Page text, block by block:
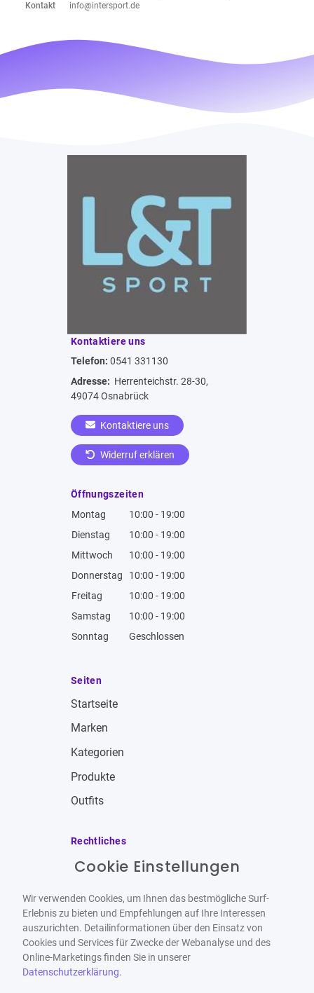
Kontakt
info@intersport.de
Kontaktiere uns
Telefon: 0541 331130
Adresse: Herrenteichstr. 28-30,
49074 Osnabrück
Kontaktiere uns
Widerruf erklären
Öffnungszeiten
Montag
10:00 - 19:00
Dienstag
10:00 - 19:00
Mittwoch
10:00 - 19:00
Donnerstag
10:00 - 19:00
Freitag
10:00 - 19:00
Samstag
10:00 - 19:00
Sonntag
Geschlossen
Seiten
Startseite
Marken
Kategorien
Produkte
Outfits
Rechtliches
Impressum
Datenschutzbestimmungen
Widerrufsbelehrung
Cookie Einstellungen
Wir verwenden Cookies, um Ihnen das bestmögliche Surf-
Erlebnis zu bieten und Empfehlungen auf Ihre Interessen
auszurichten. Detailinformationen über den Einsatz von
Cookies und Services für Zwecke der Webanalyse und des
Online-Marketings finden Sie in unserer
Datenschutzerklärung.